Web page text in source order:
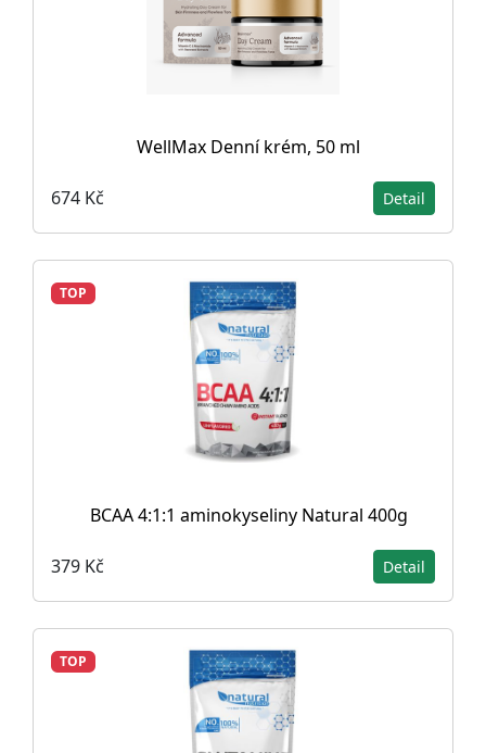
WellMax Denní krém, 50 ml
674 Kč Detail
TOP
BCAA 4:1:1 aminokyseliny Natural 400g
379 Kč Detail
TOP